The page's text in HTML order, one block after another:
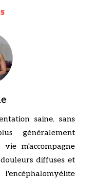
saine, sans
généralement
m'accompagne
diffuses et